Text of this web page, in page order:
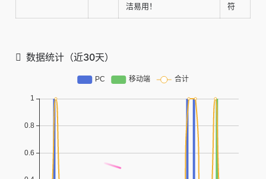
洁易用！
符
数据统计（近30天）